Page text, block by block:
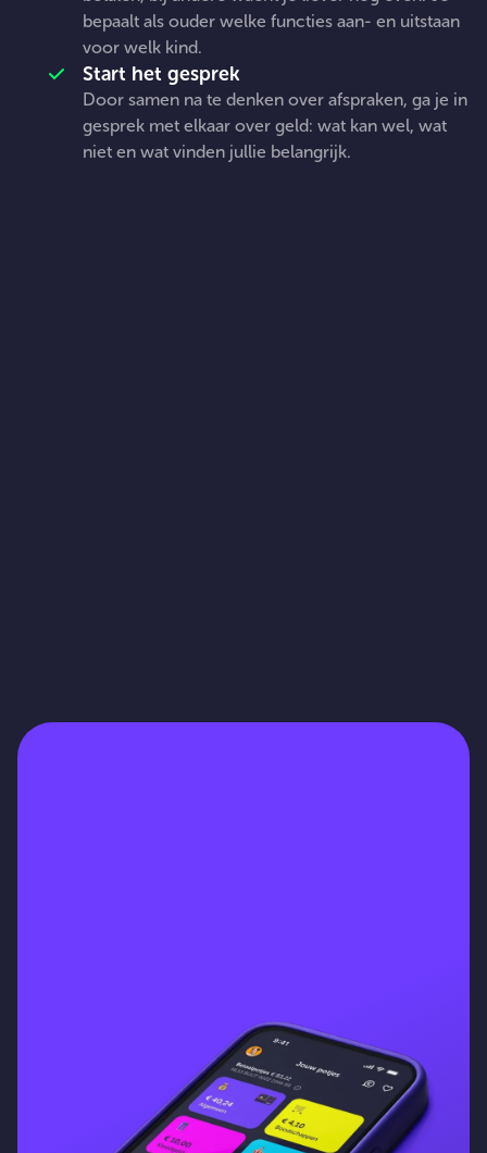
bepaalt als ouder welke functies aan- en uitstaan
voor welk kind.
Start het gesprek
Door samen na te denken over afspraken, ga je in
gesprek met elkaar over geld: wat kan wel, wat
niet en wat vinden jullie belangrijk.